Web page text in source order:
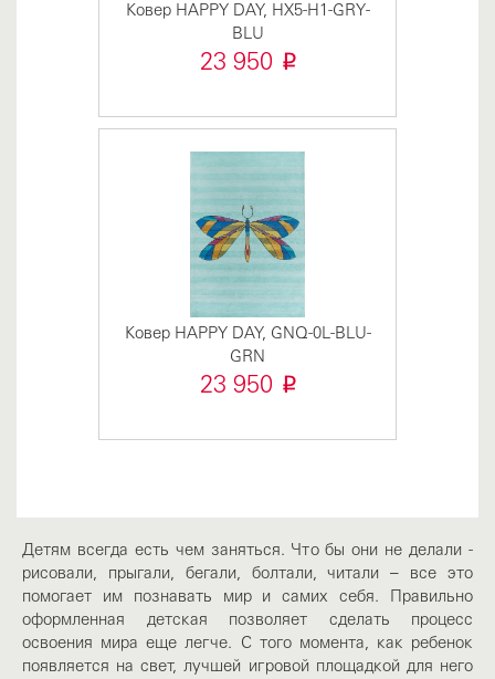
Ковер HAPPY DAY, HX5-H1-GRY-
BLU
23 950 i
Ковер HAPPY DAY, GNQ-0L-BLU-
GRN
23 950 i
Детям всегда есть чем заняться. Что бы они не делали -
рисовали, прыгали, бегали, болтали, читали – все это
помогает им познавать мир и самих себя. Правильно
оформленная детская позволяет сделать процесс
освоения мира еще легче. С того момента, как ребенок
появляется на свет, лучшей игровой площадкой для него